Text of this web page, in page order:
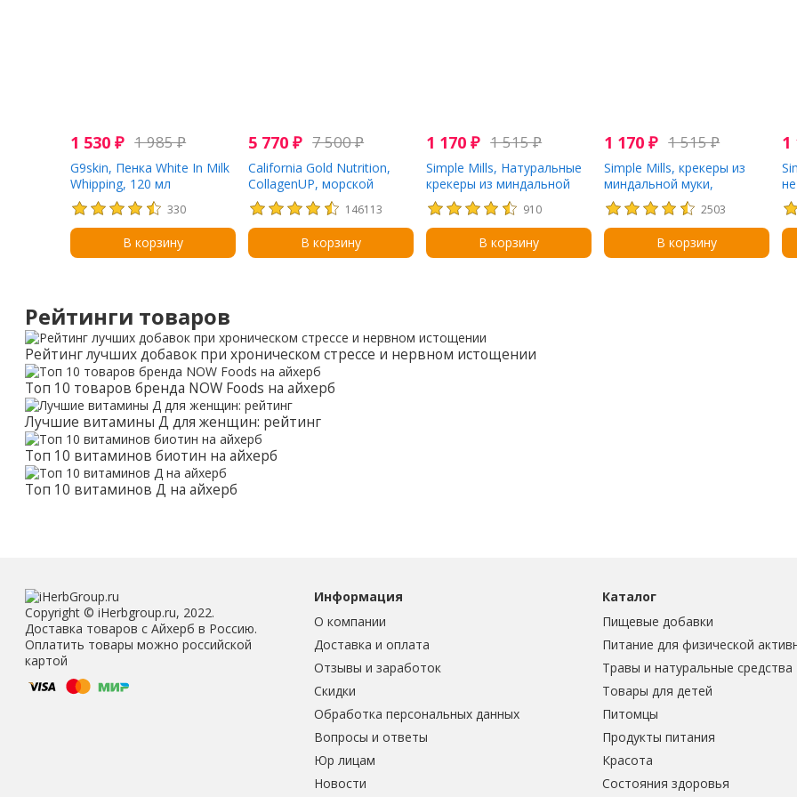
1 530 ₽ 1 985₽
G9skin, Пенка White In Milk
Whipping, 120 мл
330
В корзину
5 770 ₽ 7 500₽
California Gold Nutrition,
CollagenUP, морской
гидролизованный
коллаген, гиалуроновая
кислота и витамин C, без
вкусовых добавок, 464 г
(16,37 унции)
146113
В корзину
1 170 ₽ 1 515₽
Simple Mills, Натуральные
крекеры из миндальной
муки без глютена, с
молотым черным перцем,
120 г (4,25 унции)
910
В корзину
1 170 ₽ 1 515₽
Simple Mills, крекеры из
миндальной муки,
розмарин и морская соль,
120 г (4,25 унции)2503
В корзину
1
Рейтинги товаров
Рейтинг лучших добавок при хроническом стрессе и нервном истощении
Топ 10 товаров бренда NOW Foods на айхерб
Лучшие витамины Д для женщин: рейтинг
Топ 10 витаминов биотин на айхерб
Топ 10 витаминов Д на айхерб
Copyright © iHerbgroup.ru, 2022.
Доставка товаров с Айхерб в Россию.
Оплатить товары можно российской
картой
Информация
О компании
Доставка и оплата
Отзывы и заработок
Скидки
Обработка персональных данных
Вопросы и ответы
Юр лицам
Новости
Каталог
Пищевые добавки
Питание для физической
Травы и натуральные средства
Товары для детей
Питомцы
Продукты питания
Красота
Состояния здоровья